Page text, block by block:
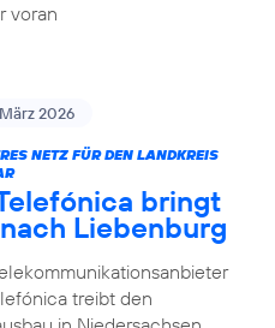
voran
2026
NETZ FÜR DEN LANDKREIS
bringt
Liebenburg
treibt den